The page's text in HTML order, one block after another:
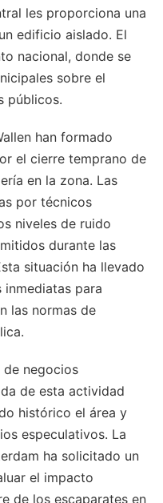
les proporciona una
edificio aislado. El
nacional, donde se
sobre el
públicos.
han formado
el cierre temprano de
en la zona. Las
por técnicos
niveles de ruido
durante las
situación ha llevado
para
las normas de
negocios
de esta actividad
histórico el área y
especulativos. La
ha solicitado un
el impacto
de los escaparates en